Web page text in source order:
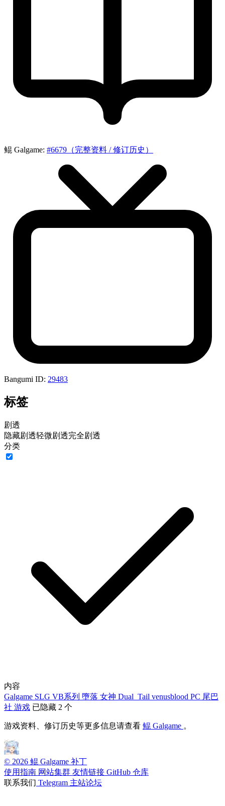
鲲 Galgame: #6679（完整资料 / 修订历史）
Bangumi ID: 29483
标签
剧透
隐藏剧透轻微剧透完全剧透
分类
内容
Galgame SLG VB系列 墮落 女神 Dual_Tail venusblood PC 尾巴
社 游戏 已隐藏 2 个
游戏资料、修订历史等更多信息请查看 鲲 Galgame 。
© 2026 鲲 Galgame 补丁
使用指南 网站集群 友情链接 GitHub 仓库
联系我们 Telegram 主站论坛